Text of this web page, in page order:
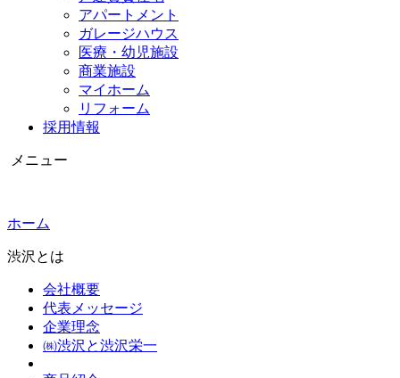
アパートメント
ガレージハウス
医療・幼児施設
商業施設
マイホーム
リフォーム
採用情報
メニュー
ホーム
渋沢とは
会社概要
代表メッセージ
企業理念
㈱渋沢と渋沢栄一